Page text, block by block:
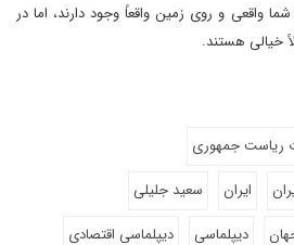
مورد نظر شما واقعی و روی زمین واقعاً وجود دارند، اما در
خیالی هستند.
ریاست جمهوری
ایران
سعید جلیلی
دیپلماسی
دیپلماسی اقتصادی